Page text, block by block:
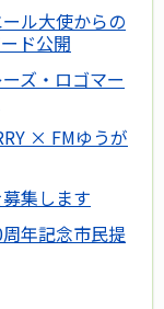
ル大使からの
ド公開
ズ・ロゴマー
× FMゆうが
集します
年記念市民提